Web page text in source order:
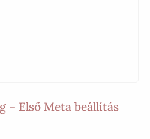
– Első Meta beállítás